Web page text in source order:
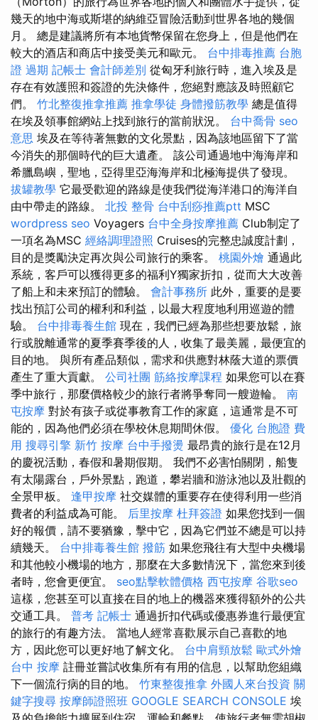
幾天的地中海或斯堪的納維亞冒險活動到世界各地的幾個
月。 總是建議將所有本地貨幣保留在您身上，但是他們在
較大的酒店和商店中接受美元和歐元。 台中排毒推薦 台胞
證 過期 記帳士 會計師差別 從匈牙利旅行時，進入埃及是
存在有效護照和簽證的先決條件，您絕對應該及時照顧它
們。 竹北整復推拿推薦 推拿學徒 身體撥筋教學 總是值得
在埃及領事館網站上找到旅行的當前狀況。 台中喬骨 seo
意思 埃及在等待著無數的文化景點，因為該地區留下了當
今消失的那個時代的巨大遺產。 該公司通過地中海海岸和
希臘島嶼，聖地，亞得里亞海海岸和北極海提供了發現。
拔罐教學 它最受歡迎的路線是使我們從海洋港口的海洋自
由中帶走的路線。 北投 整骨 台中刮痧推薦ptt MSC
wordpress seo Voyagers 台中全身按摩推薦 Club制定了
一項名為MSC 經絡調理證照 Cruises的完整忠誠度計劃，
目的是獎勵決定再次與公司旅行的乘客。 桃園外燴 通過此
系統，客戶可以獲得更多的福利Y獨家折扣，從而大大改善
了船上和未來預訂的體驗。 會計事務所 此外，重要的是要
找出預訂公司的權利和利益，以最大程度地利用巡遊的體
驗。 台中排毒養生館 現在，我們已經為那些想要放鬆，旅
行或脫離通常的夏季賽季後的人，收集了最美麗，最便宜的
目的地。 與所有產品類似，需求和供應對林蔭大道的票價
產生了重大貢獻。 公司社團 筋絡按摩課程 如果您可以在賽
季中旅行，那麼價格較少的旅行者將爭奪同一艘遊輪。 南
屯按摩 對於有孩子或從事教育工作的家庭，這通常是不可
能的，因為他們必須在學校休息期間休假。 優化 台胞證 費
用 搜尋引擎 新竹 按摩 台中手撥燙 最昂貴的旅行是在12月
的慶祝活動，春假和暑期假期。 我們不必害怕關閉，船隻
有太陽露台，戶外景點，跑道，攀岩牆和游泳池以及壯觀的
全景甲板。 逢甲按摩 社交媒體的重要存在使得利用一些消
費者的利益成為可能。 后里按摩 杜拜簽證 如果您找到一個
好的報價，請不要猶豫，擊中它，因為它們並不總是可以持
續幾天。 台中排毒養生館 撥筋 如果您飛往有大型中央機場
和其他較小機場的地方，那麼在大多數情況下，當您來到後
者時，您會更便宜。 seo點擊軟體價格 西屯按摩 谷歌seo
這樣，您甚至可以直接在目的地上的機器來獲得額外的公共
交通工具。 普考 記帳士 通過折扣代碼或優惠券進行最便宜
的旅行的有趣方法。 當地人經常喜歡展示自己喜歡的地
方，因此您可以更好地了解文化。 台中肩頸放鬆 歐式外燴
台中 按摩 註冊並嘗試收集所有有用的信息，以幫助您組織
下一個流行病的目的地。 竹東整復推拿 外國人來台投資 關
鍵字搜尋 按摩師證照班 GOOGLE SEARCH CONSOLE 埃